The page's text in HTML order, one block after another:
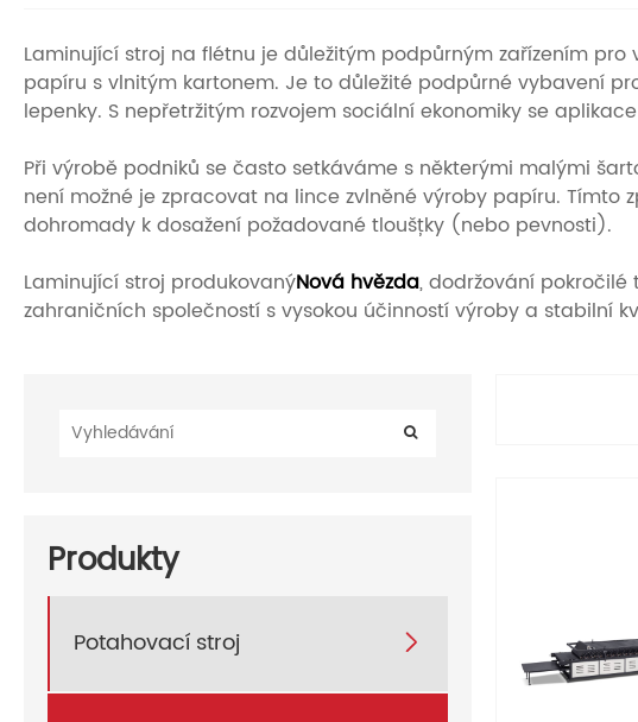
Laminující stroj na flétnu je důležitým podpůrným zařízením
papíru s vlnitým kartonem. Je to důležité podpůrné vybavení
lepenky. S nepřetržitým rozvojem sociální ekonomiky se
Při výrobě podniků se často setkáváme s některými malými
není možné je zpracovat na lince zvlněné výroby papíru.
dohromady k dosažení požadované tloušťky (nebo pevnosti).
Laminující stroj produkovanýNová hvězda, dodržování
zahraničních společností s vysokou účinností výroby a stabilní
Produkty
Potahovací stroj 